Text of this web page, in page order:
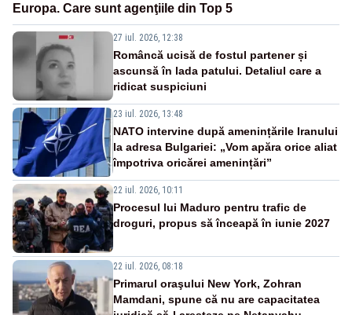
Europa. Care sunt agenţiile din Top 5
27 iul. 2026, 12:38
Româncă ucisă de fostul partener și
ascunsă în lada patului. Detaliul care a
ridicat suspiciuni
23 iul. 2026, 13:48
NATO intervine după amenințările Iranului
la adresa Bulgariei: „Vom apăra orice aliat
împotriva oricărei amenințări”
22 iul. 2026, 10:11
Procesul lui Maduro pentru trafic de
droguri, propus să înceapă în iunie 2027
22 iul. 2026, 08:18
Primarul oraşului New York, Zohran
Mamdani, spune că nu are capacitatea